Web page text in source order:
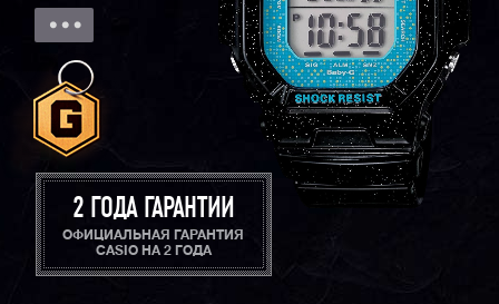
2 ГОДА ГАРАНТИИ
ОФИЦИАЛЬНАЯ ГАРАНТИЯ
CASIO НА 2 ГОДА